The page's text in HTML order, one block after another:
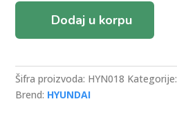
Hyundai
Flip
Key
Shell
Dodaj u korpu
Šifra proizvoda: HYN018 Kategorije:
Brend: HYUNDAI